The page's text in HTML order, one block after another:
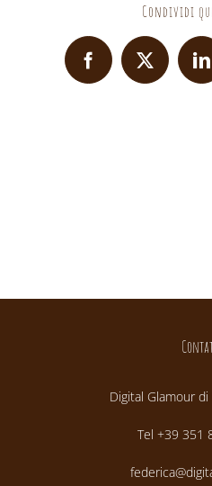
Condividi
Facebook
X
Digital Glamour di
Tel +39 351